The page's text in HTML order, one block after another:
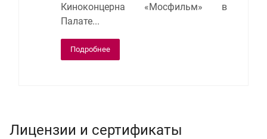
Киноконцерна «Мосфильм» в
Палате...
Подробнее
Лицензии и сертификаты